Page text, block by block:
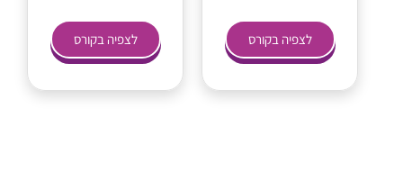
לצפיה בקורס לצפיה בקורס